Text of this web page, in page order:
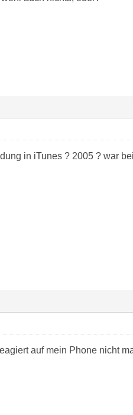
in iTunes ? 2005 ? war
auf mein Phone nicht